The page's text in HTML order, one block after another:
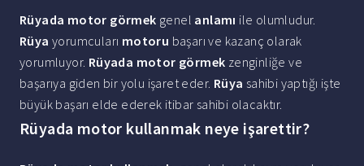
Rüyada motor görmek genel anlamı ile olumludur.
Rüya yorumcuları motoru başarı ve kazanç olarak
yorumluyor. Rüyada motor görmek zenginliğe ve
başarıya giden bir yolu işaret eder. Rüya sahibi yaptığı işte
büyük başarı elde ederek itibar sahibi olacaktır.
Rüyada motor kullanmak neye işarettir?